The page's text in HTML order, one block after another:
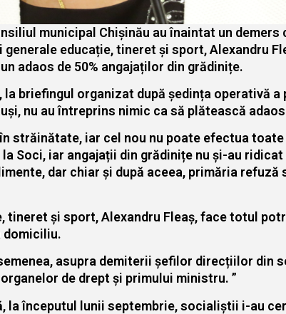
municipal Chișinău au înaintat un demers
educație, tineret și sport, Alexandru
adaos de 50% angajaților din grădinițe.
la briefingul organizat după ședința operativă
nu au întreprins nimic ca să plătească
străinătate, iar cel nou nu poate efectua
Soci, iar angajații din grădinițe nu și-au
dar chiar și după aceea, primăria
tineret și sport, Alexandru Fleaș, face totul
domiciliu.
asupra demiterii șefilor direcțiilor din
de drept și primului ministru. ”
începutul lunii septembrie, socialiștii i-au